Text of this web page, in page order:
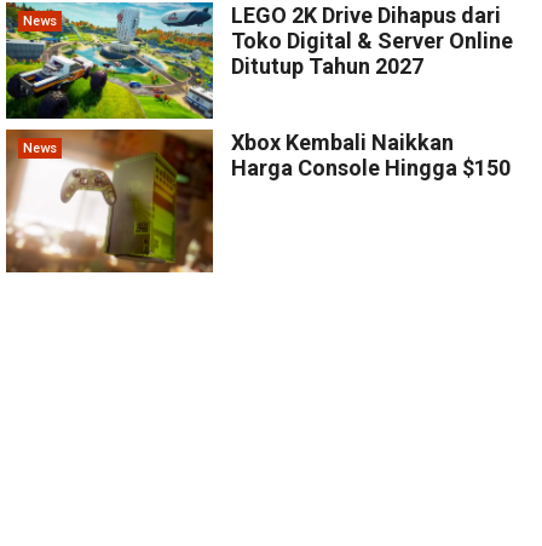
News
LEGO 2K Drive Dihapus dari
Toko Digital & Server Online
Ditutup Tahun 2027
News
Xbox Kembali Naikkan
Harga Console Hingga $150